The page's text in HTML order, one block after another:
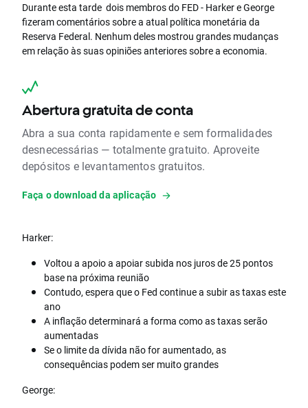
Durante esta tarde dois membros do FED - Harker e George
fizeram comentários sobre a atual política monetária da
Reserva Federal. Nenhum deles mostrou grandes mudanças
em relação às suas opiniões anteriores sobre a economia.
Abertura gratuita de conta
Abra a sua conta rapidamente e sem formalidades
desnecessárias — totalmente gratuito. Aproveite
depósitos e levantamentos gratuitos.
Faça o download da aplicação
Harker:
Voltou a apoio a apoiar subida nos juros de 25 pontos
base na próxima reunião
Contudo, espera que o Fed continue a subir as taxas este
ano
A inflação determinará a forma como as taxas serão
aumentadas
Se o limite da dívida não for aumentado, as
consequências podem ser muito grandes
George: